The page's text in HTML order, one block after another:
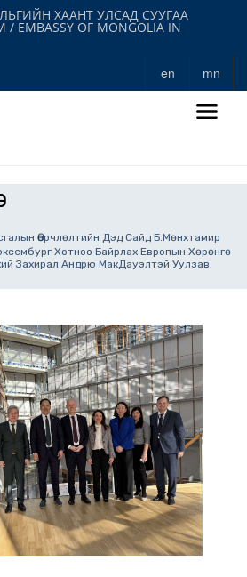
ХААНТ УЛСАД СУУГАА
OF MONGOLIA IN
en mn
Өөрчлөлтийн Дэд Сайд Б.Мөнхтамир
Хотноо Байрлах Европын Хөрөнгө
Захирал Андрю МакДауэлтэй Уулзав.